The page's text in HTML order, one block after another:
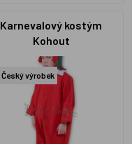
Karnevalový kostým
Kohout
Český výrobek